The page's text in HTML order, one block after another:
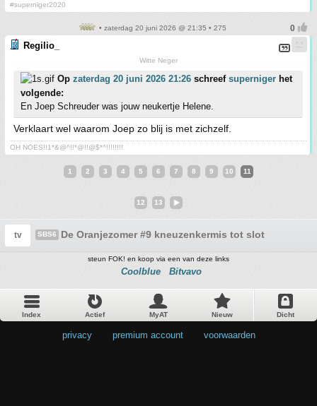
#superniger2020
• zaterdag 20 juni 2026 @ 21:35 • 275
Regilio_
Witte Neger
Op zaterdag 20 juni 2026 21:26 schreef superniger het
volgende:
En Joep Schreuder was jouw neukertje Helene.
Verklaart wel waarom Joep zo blij is met zichzelf.
OH NOES!!1*&@^!!*@!!@$*^!!!!!!!!
1 2 3 4 5 6 7 8 9 10 11
12 13
tv SBS6 De Oranjezomer #9 kneuzenkermis tot slot
steun FOK! en koop via een van deze links
Coolblue Bitvavo
Index Actief MyAT Nieuw Dicht
privacy premium account voorwaarden